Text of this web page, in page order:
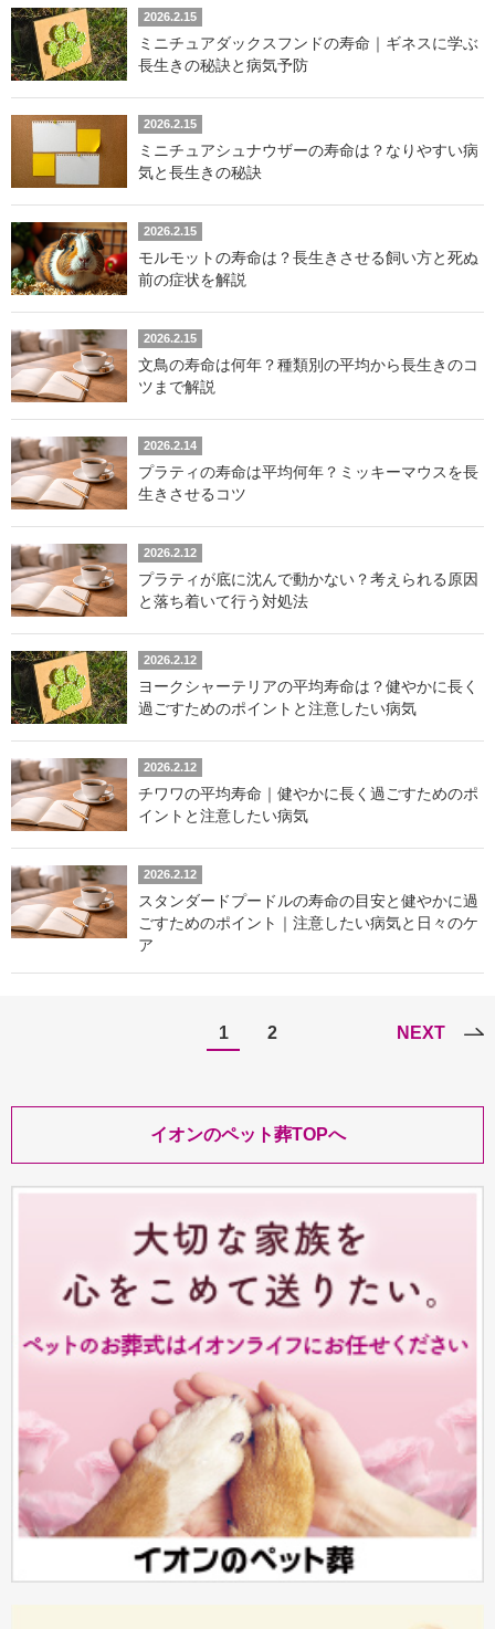
ミニチュアダックスフンドの寿命｜ギネスに学ぶ
長生きの秘訣と病気予防
2026.2.15
ミニチュアシュナウザーの寿命は？なりやすい病
気と長生きの秘訣
2026.2.15
モルモットの寿命は？長生きさせる飼い方と死ぬ
前の症状を解説
2026.2.15
文鳥の寿命は何年？種類別の平均から長生きのコ
ツまで解説
2026.2.15
プラティの寿命は平均何年？ミッキーマウスを長
生きさせるコツ
2026.2.14
プラティが底に沈んで動かない？考えられる原因
と落ち着いて行う対処法
2026.2.12
ヨークシャーテリアの平均寿命は？健やかに長く
過ごすためのポイントと注意したい病気
2026.2.12
チワワの平均寿命｜健やかに長く過ごすためのポ
イントと注意したい病気
2026.2.12
スタンダードプードルの寿命の目安と健やかに過
ごすためのポイント｜注意したい病気と日々のケ
ア
2026.2.12
1 2 NEXT
イオンのペット葬TOPへ